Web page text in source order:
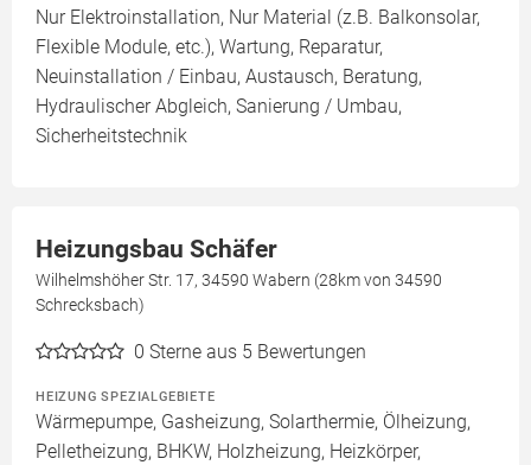
Nur Elektroinstallation, Nur Material (z.B. Balkonsolar,
Flexible Module, etc.), Wartung, Reparatur,
Neuinstallation / Einbau, Austausch, Beratung,
Hydraulischer Abgleich, Sanierung / Umbau,
Sicherheitstechnik
Heizungsbau Schäfer
Wilhelmshöher Str. 17, 34590 Wabern (28km von 34590
Schrecksbach)
0 Sterne aus 5 Bewertungen
HEIZUNG SPEZIALGEBIETE
Wärmepumpe, Gasheizung, Solarthermie, Ölheizung,
Pelletheizung, BHKW, Holzheizung, Heizkörper,